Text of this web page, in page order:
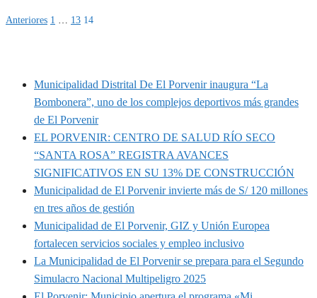
Anteriores 1 … 13 14
Municipalidad Distrital De El Porvenir inaugura “La
Bombonera”, uno de los complejos deportivos más grandes
de El Porvenir
EL PORVENIR: CENTRO DE SALUD RÍO SECO
“SANTA ROSA” REGISTRA AVANCES
SIGNIFICATIVOS EN SU 13% DE CONSTRUCCIÓN
Municipalidad de El Porvenir invierte más de S/ 120 millones
en tres años de gestión
Municipalidad de El Porvenir, GIZ y Unión Europea
fortalecen servicios sociales y empleo inclusivo
La Municipalidad de El Porvenir se prepara para el Segundo
Simulacro Nacional Multipeligro 2025